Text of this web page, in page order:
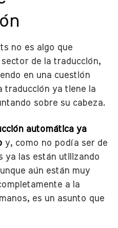
no es algo que
de la traducción,
en una cuestión
traducción ya tiene la
sobre su cabeza.
automática ya
y, como no podía ser de
ya las están utilizando
aún están muy
a la
es un asunto que